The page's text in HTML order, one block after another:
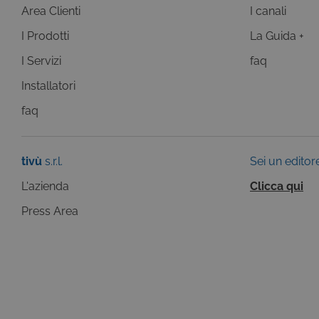
Area Clienti
I Prodotti
I Servizi
Installatori
faq
I canali
La Guida +
faq
tivù s.r.l.
L'azienda
Press Area
Sei un
Clicca qui
CookieScriptConsent